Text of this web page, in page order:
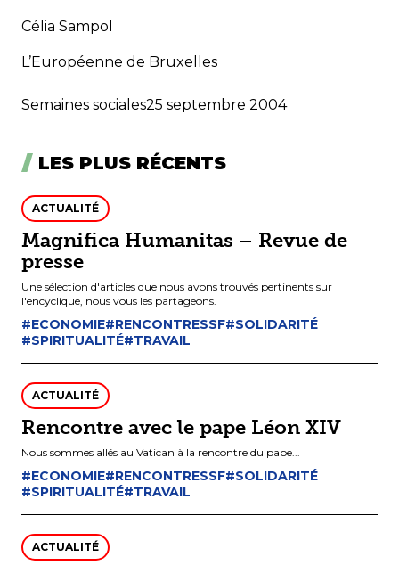
Célia Sampol
L’Européenne de Bruxelles
Semaines sociales25 septembre 2004
LES PLUS RÉCENTS
ACTUALITÉ
Magnifica Humanitas – Revue de
presse
Une sélection d'articles que nous avons trouvés pertinents sur
l'encyclique, nous vous les partageons.
#ECONOMIE#RENCONTRESSF#SOLIDARITÉ
#SPIRITUALITÉ#TRAVAIL
ACTUALITÉ
Rencontre avec le pape Léon XIV
Nous sommes allés au Vatican à la rencontre du pape...
#ECONOMIE#RENCONTRESSF#SOLIDARITÉ
#SPIRITUALITÉ#TRAVAIL
ACTUALITÉ